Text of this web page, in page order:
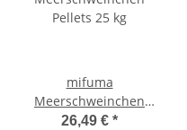
mifuma
Meerschweinchen
Pellets 25 kg
26,49 € *